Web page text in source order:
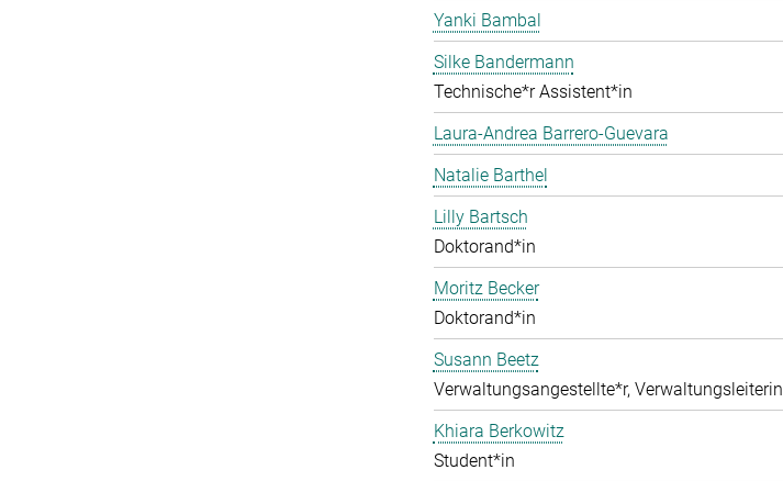
Yanki Bambal
Silke Bandermann
Technische*r Assistent*in
Laura-Andrea Barrero-Guevara
Natalie Barthel
Lilly Bartsch
Doktorand*in
Moritz Becker
Doktorand*in
Susann Beetz
Verwaltungsangestellte*r, Verwaltungsleiterin
Khiara Berkowitz
Student*in